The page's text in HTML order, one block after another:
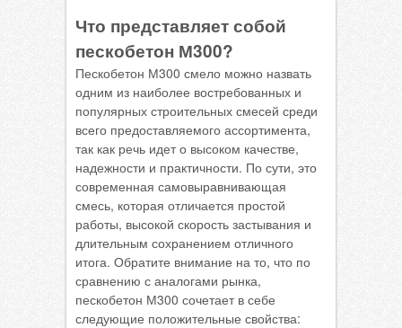
Что представляет собой
пескобетон М300?
Пескобетон М300 смело можно назвать
одним из наиболее востребованных и
популярных строительных смесей среди
всего предоставляемого ассортимента,
так как речь идет о высоком качестве,
надежности и практичности. По сути, это
современная самовыравнивающая
смесь, которая отличается простой
работы, высокой скорость застывания и
длительным сохранением отличного
итога. Обратите внимание на то, что по
сравнению с аналогами рынка,
пескобетон М300 сочетает в себе
следующие положительные свойства: